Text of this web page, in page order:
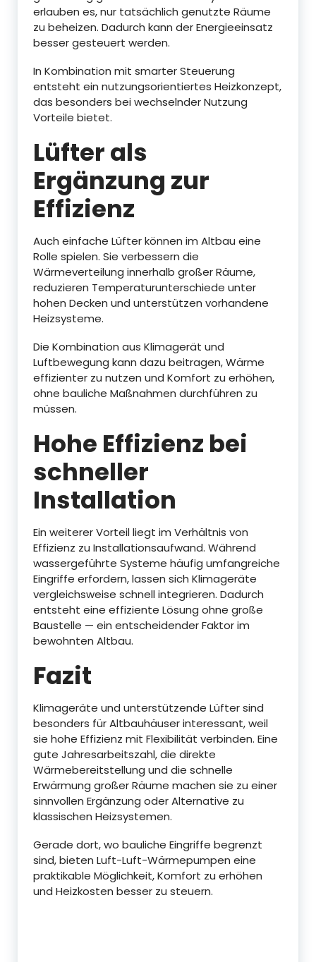
erlauben es, nur tatsächlich genutzte Räume
zu beheizen. Dadurch kann der Energieeinsatz
besser gesteuert werden.
In Kombination mit smarter Steuerung
entsteht ein nutzungsorientiertes Heizkonzept,
das besonders bei wechselnder Nutzung
Vorteile bietet.
Lüfter als
Ergänzung zur
Effizienz
Auch einfache Lüfter können im Altbau eine
Rolle spielen. Sie verbessern die
Wärmeverteilung innerhalb großer Räume,
reduzieren Temperaturunterschiede unter
hohen Decken und unterstützen vorhandene
Heizsysteme.
Die Kombination aus Klimagerät und
Luftbewegung kann dazu beitragen, Wärme
effizienter zu nutzen und Komfort zu erhöhen,
ohne bauliche Maßnahmen durchführen zu
müssen.
Hohe Effizienz bei
schneller
Installation
Ein weiterer Vorteil liegt im Verhältnis von
Effizienz zu Installationsaufwand. Während
wassergeführte Systeme häufig umfangreiche
Eingriffe erfordern, lassen sich Klimageräte
vergleichsweise schnell integrieren. Dadurch
entsteht eine effiziente Lösung ohne große
Baustelle — ein entscheidender Faktor im
bewohnten Altbau.
Fazit
Klimageräte und unterstützende Lüfter sind
besonders für Altbauhäuser interessant, weil
sie hohe Effizienz mit Flexibilität verbinden. Eine
gute Jahresarbeitszahl, die direkte
Wärmebereitstellung und die schnelle
Erwärmung großer Räume machen sie zu einer
sinnvollen Ergänzung oder Alternative zu
klassischen Heizsystemen.
Gerade dort, wo bauliche Eingriffe begrenzt
sind, bieten Luft-Luft-Wärmepumpen eine
praktikable Möglichkeit, Komfort zu erhöhen
und Heizkosten besser zu steuern.